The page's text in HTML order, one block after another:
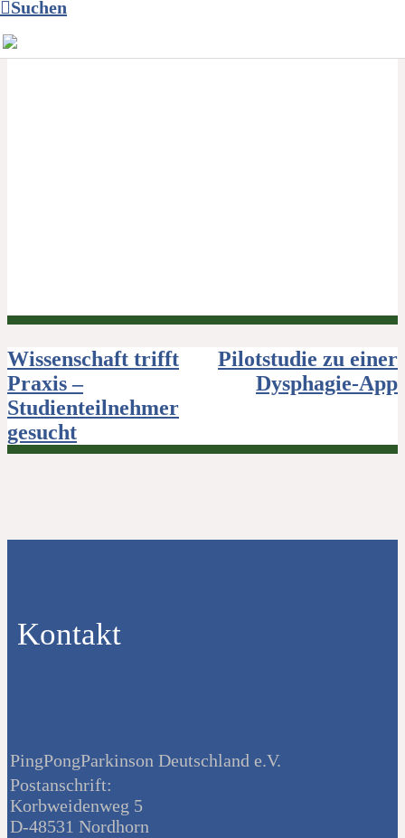
Suchen
Beitragsnavigation
Wissenschaft trifft
Praxis –
Studienteilnehmer
gesucht
Pilotstudie zu einer
Dysphagie-App
Kontakt
PingPongParkinson Deutschland e.V.
Postanschrift:
Korbweidenweg 5
D-48531 Nordhorn